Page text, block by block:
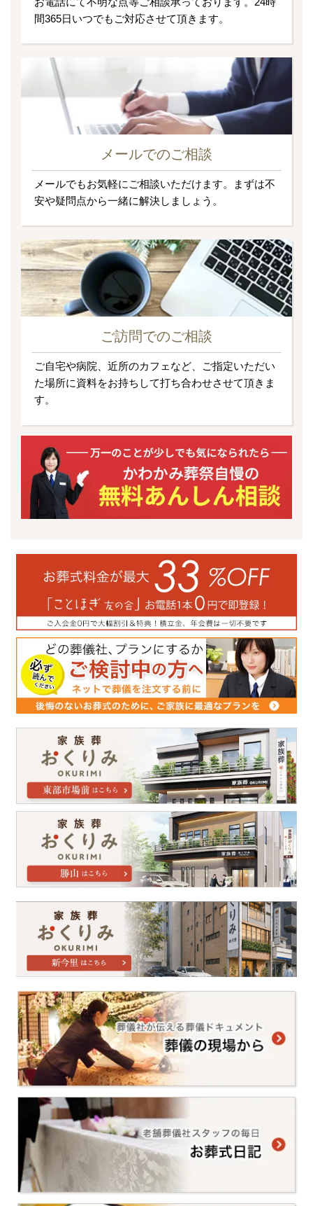
間365日いつでもご対応させて頂きます。
メールでのご相談
メールでもお気軽にご相談いただけます。まずは不
安や疑問点から一緒に解決しましょう。
ご訪問でのご相談
ご自宅や病院、近所のカフェなど、ご指定いただい
た場所に資料をお持ちして打ち合わせさせて頂きま
す。